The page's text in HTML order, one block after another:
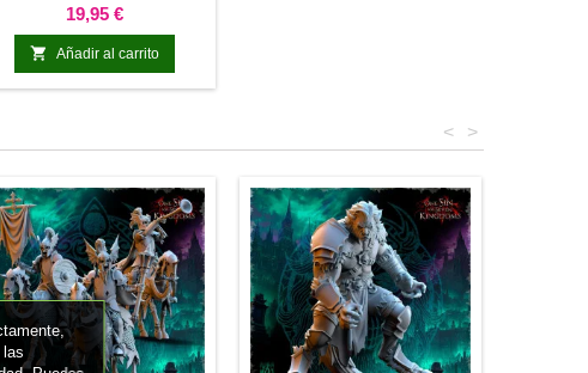
Precio
19,95 €
 Añadir al carrito
>
<